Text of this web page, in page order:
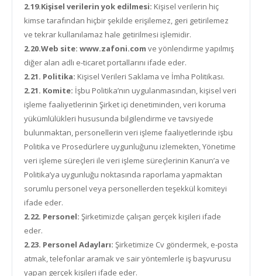
2.19.Kişisel verilerin yok edilmesi: Kişisel verilerin hiç
kimse tarafından hiçbir şekilde erişilemez, geri getirilemez
ve tekrar kullanılamaz hale getirilmesi işlemidir.
2.20.Web site: www.zafoni.com ve yönlendirme yapılmış
diğer alan adlı e-ticaret portallarını ifade eder.
2.21. Politika: Kişisel Verileri Saklama ve İmha Politikası.
2.21. Komite: İşbu Politika’nın uygulanmasından, kişisel veri
işleme faaliyetlerinin Şirket içi denetiminden, veri koruma
yükümlülükleri hususunda bilgilendirme ve tavsiyede
bulunmaktan, personellerin veri işleme faaliyetlerinde işbu
Politika ve Prosedürlere uygunluğunu izlemekten, Yönetime
veri işleme süreçleri ile veri işleme süreçlerinin Kanun’a ve
Politika’ya uygunluğu noktasında raporlama yapmaktan
sorumlu personel veya personellerden teşekkül komiteyi
ifade eder.
2.22. Personel: Şirketimizde çalışan gerçek kişileri ifade
eder.
2.23. Personel Adayları: Şirketimize Cv göndermek, e-posta
atmak, telefonlar aramak ve sair yöntemlerle iş başvurusu
yapan gerçek kişileri ifade eder.